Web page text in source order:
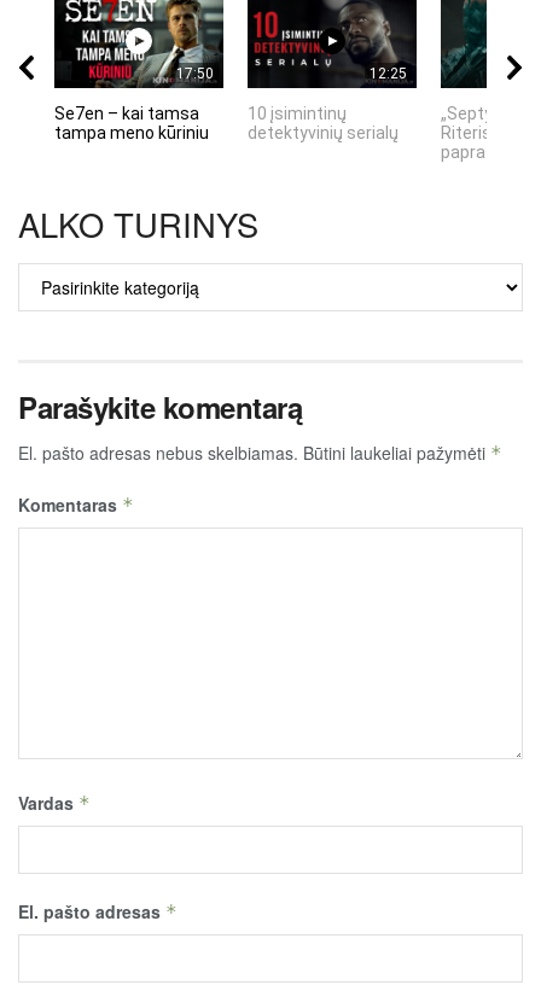
17:50
Se7en – kai tamsa
tampa meno kūriniu
12:25
10 įsimintinų
detektyvinių serialų
„Septynių
Riteris" – kai
ALKO TURINYS
ALKO
TURINYS
Parašykite komentarą
El. pašto adresas nebus skelbiamas. Būtini laukeliai pažymėti *
Komentaras *
Vardas *
El. pašto adresas *